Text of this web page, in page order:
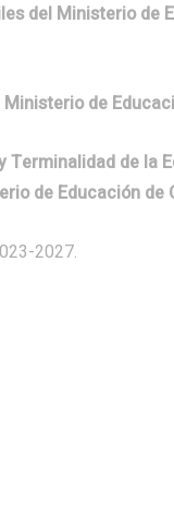
del Ministerio de
de
de la
de Educación de
2027.